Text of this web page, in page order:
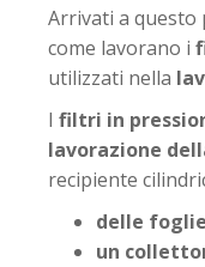
Arrivati a questo
come lavorano i
utilizzati nella
I filtri in
lavorazione
recipiente
delle
un